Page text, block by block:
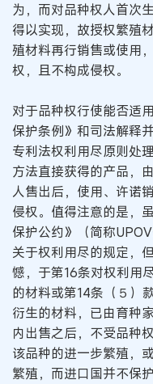
为，而对品种权人首次
得以实现，故授权繁殖
殖材料再行销售或使用
权，且不构成侵权。
对于品种权行使能否适
保护条例》和司法解释
专利法权利用尽原则处
方法直接获得的产品，
人售出后，使用、许诺
侵权。值得注意的是，
保护公约》（简称
关于权利用尽的规定，
憾，于第16条对权利用
的材料或第14条（５）
衍生的材料，已由育种
内出售之后，不受品种
该品种的进一步繁殖，
繁殖，而进口国并不保